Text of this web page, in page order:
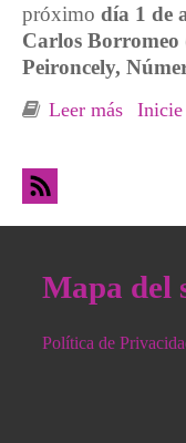
próximo día 1 de
Carlos
Peironcely,
Leer más sobre
Inicie
Mapa del
Política de